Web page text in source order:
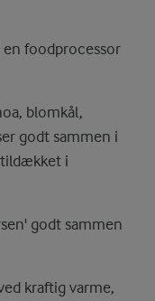
foodprocessor
blomkål,
godt sammen i
i
godt sammen
kraftig varme,